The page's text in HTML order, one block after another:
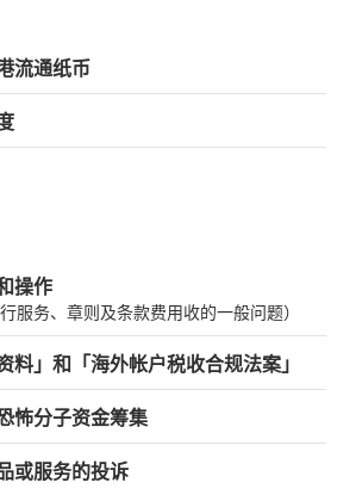
流通纸币
操作
服务、章则及条款费用收的一般问题）
料」和「海外帐户税收合规法案」
怖分子资金筹集
或服务的投诉